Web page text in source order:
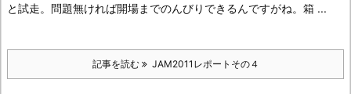
と試走。 問題無ければ開場までのんびりできるんですがね。 箱 ...
記事を読む JAM2011レポートその４